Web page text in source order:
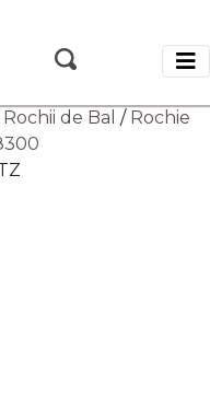
Rochii de Bal / Rochie